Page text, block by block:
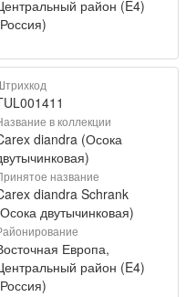
район (E4)
в коллекции
diandra (Осока
название
diandra Schrank
двутычинковая)
Европа,
район (E4)